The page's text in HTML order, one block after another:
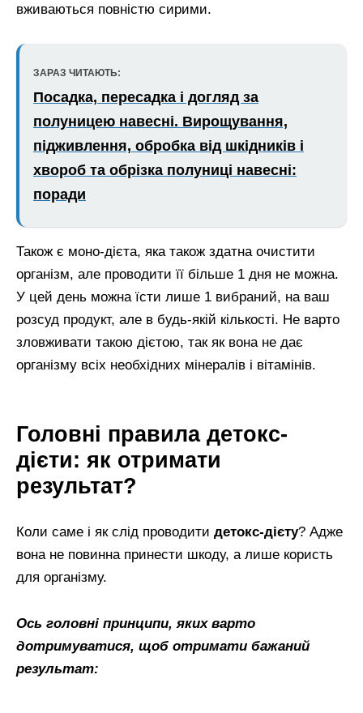
вживаються повністю сирими.
ЗАРАЗ ЧИТАЮТЬ:
Посадка, пересадка і догляд за
полуницею навесні. Вирощування,
підживлення, обробка від шкідників і
хвороб та обрізка полуниці навесні:
поради
Також є моно-дієта, яка також здатна очистити
організм, але проводити її більше 1 дня не можна.
У цей день можна їсти лише 1 вибраний, на ваш
розсуд продукт, але в будь-якій кількості. Не варто
зловживати такою дієтою, так як вона не дає
організму всіх необхідних мінералів і вітамінів.
Головні правила детокс-
дієти: як отримати
результат?
Коли саме і як слід проводити детокс-дієту? Адже
вона не повинна принести шкоду, а лише користь
для організму.
Ось головні принципи, яких варто
дотримуватися, щоб отримати бажаний
результат: